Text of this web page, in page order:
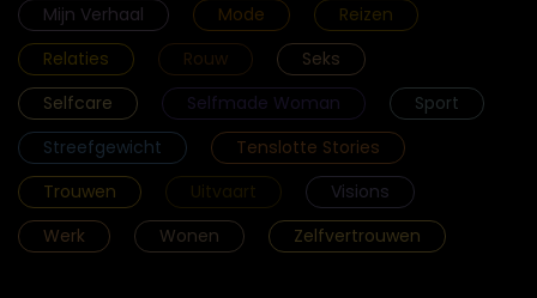
Mijn Verhaal
Mode
Reizen
Relaties
Rouw
Seks
Selfcare
Selfmade Woman
Sport
Streefgewicht
Tenslotte Stories
Trouwen
Uitvaart
Visions
Werk
Wonen Zelfvertrouwen